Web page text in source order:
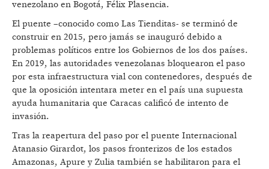
venezolano en Bogotá, Félix Plasencia.
El puente –conocido como Las Tienditas- se terminó de
construir en 2015, pero jamás se inauguró debido a
problemas políticos entre los Gobiernos de los dos países.
En 2019, las autoridades venezolanas bloquearon el paso
por esta infraestructura vial con contenedores, después de
que la oposición intentara meter en el país una supuesta
ayuda humanitaria que Caracas calificó de intento de
invasión.
Tras la reapertura del paso por el puente Internacional
Atanasio Girardot, los pasos fronterizos de los estados
Amazonas, Apure y Zulia también se habilitaron para el